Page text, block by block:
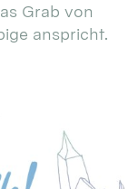
Grab von
anspricht.